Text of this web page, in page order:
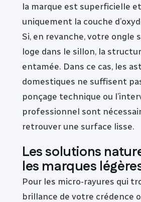
la marque est superficielle
uniquement la couche
Si, en revanche, votre ongle
loge dans le sillon, la
entamée. Dans ce cas, les
domestiques ne suffisent
ponçage technique ou
professionnel sont
retrouver une surface lisse.
Les solutions
les marques
Pour les micro-rayures qui
brillance de votre crédence